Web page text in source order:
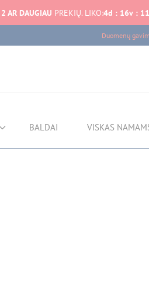
2 AR DAUGIAU PREKIŲ. LIKO:4d : 16v : 11
Duomenų
BALDAI VISKAS